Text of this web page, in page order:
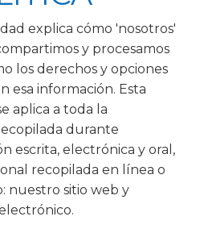
explica cómo 'nosotros'
y procesamos
los derechos y opciones
esa información. Esta
aplica a toda la
durante
escrita, electrónica y oral,
recopilada en línea o
nuestro sitio web y